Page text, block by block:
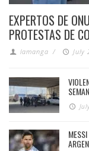
EXPERTOS DE
PROTESTAS DE
lamanga / July